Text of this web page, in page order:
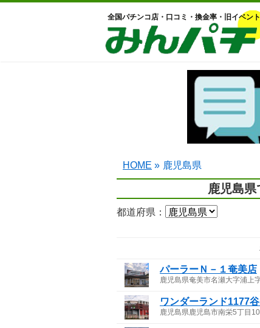
全国パチンコ店・口コミ・換金率・旧イベン
HOME » 鹿児島県
鹿児島
都道府県：
パーラーＮ－１奄美店
鹿児島県奄美市名瀬大字浦上
ワンダーランド1177
鹿児島県鹿児島市南栄5丁目